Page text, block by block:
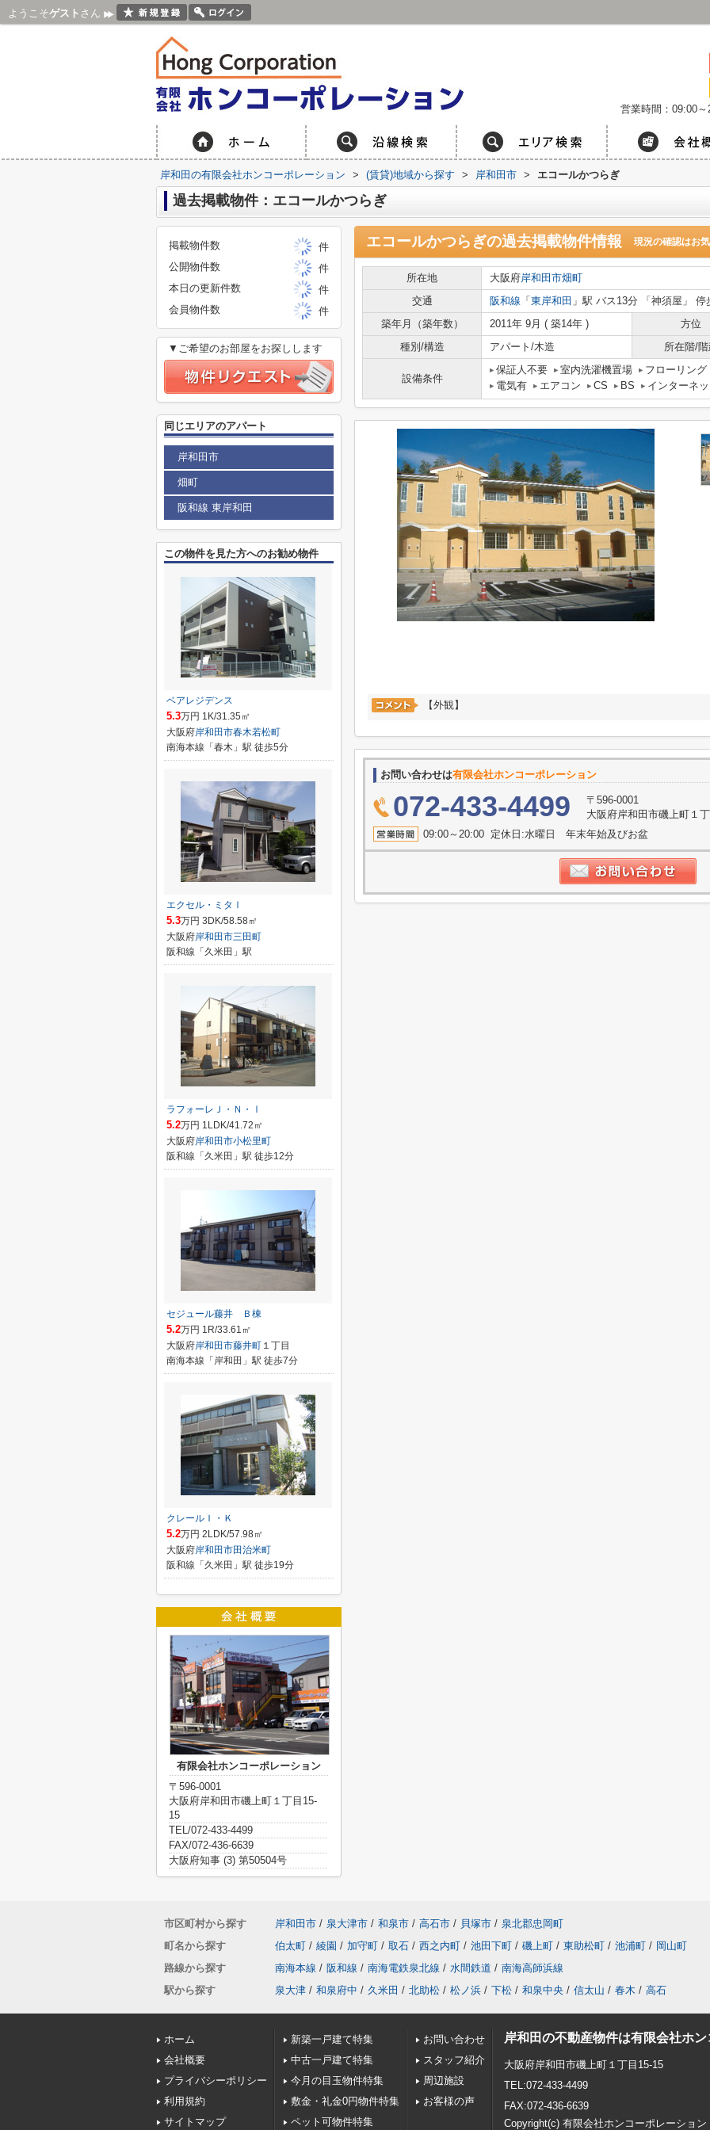
ようこそゲスト さん
営業時間：09:00～
岸和田の有限会社ホンコーポレーション > (賃貸)地域から探す > 岸和田市 > エコールかつらぎ
過去掲載物件：エコールかつらぎ
エコールかつらぎの過去掲載物件情報 現況の確認はお
所在地 大阪府岸和田市畑町
交通
阪和線 「 東岸和田 」駅 バス13分 「神須屋」 停
築年月（築年数）
2011年 9月 ( 築14年 ) 方位
種別/構造
アパート/木造 所在階/階
設備条件
保証人不要 室内洗濯機置場 フローリング
電気有
エアコン CS BS インターネ
【外観】
お問い合わせは有限会社ホンコーポレーション
072-433-4499
〒596-0001
大阪府岸和田市磯上町１
09:00～20:00 定休日:水曜日 年末年始及びお盆
掲載物件数
件
公開物件数
件
本日の更新件数
件
会員物件数
件
▼ご希望のお部屋をお探しします
同じエリアのアパート
岸和田市
畑町
阪和線 東岸和田
この物件を見た方へのお勧め物件
ベアレジデンス
5.3万円 1K/31.35㎡
大阪府岸和田市春木若松町
南海本線「春木」駅 徒歩5分
エクセル・ミタⅠ
5.3万円 3DK/58.58㎡
大阪府岸和田市三田町
阪和線「久米田」駅
ラフォーレＪ・Ｎ・Ⅰ
5.2万円 1LDK/41.72㎡
大阪府岸和田市小松里町
阪和線「久米田」駅 徒歩12分
セジュール藤井 Ｂ棟
5.2万円 1R/33.61㎡
大阪府岸和田市藤井町 １丁目
南海本線「岸和田」駅 徒歩7分
クレールＩ・Ｋ
5.2万円 2LDK/57.98㎡
大阪府岸和田市田治米町
阪和線「久米田」駅 徒歩19分
有限会社ホンコーポレーション
〒596-0001
大阪府岸和田市磯上町１丁目15-
15
TEL/072-433-4499
FAX/072-436-6639
大阪府知事 (3) 第50504号
市区町村から探す 岸和田市 / 泉大津市 / 和泉市 / 高石市 / 貝塚市 / 泉北郡忠岡町
町名から探す
伯太町 / 綾園 / 加守町 / 取石 / 西之内町 / 池田下町 / 磯上町 / 東助松町 / 池浦町 / 岡山町
路線から探す
南海本線 / 阪和線 / 南海電鉄泉北線 / 水間鉄道 / 南海高師浜線
駅から探す
泉大津 / 和泉府中 / 久米田 / 北助松 / 松ノ浜 / 下松 / 和泉中央 / 信太山 / 春木 / 高石
ホーム
会社概要
プライバシーポリシー
利用規約
サイトマップ
新築一戸建て特集
中古一戸建て特集
今月の目玉物件特集
敷金・礼金0円物件特集
ペット可物件特集
お問い合わせ
スタッフ紹介
周辺施設
お客様の声
岸和田の不動産物件は有限会社ホ
大阪府岸和田市磯上町１丁目15-15
TEL:072-433-4499
FAX:072-436-6639
Copyright(c) 有限会社ホンコーポレーション